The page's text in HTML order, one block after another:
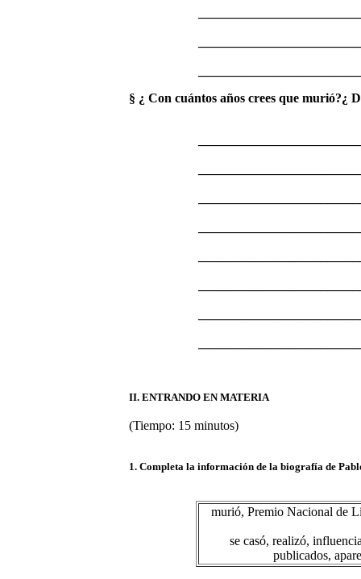
§ ¿ Con cuántos años crees que murió?¿
II. ENTRANDO EN MATERIA
(Tiempo: 15 minutos)
1. Completa la información de la biografía de
murió, Premio Nacional de
se casó, realizó,
publicados,